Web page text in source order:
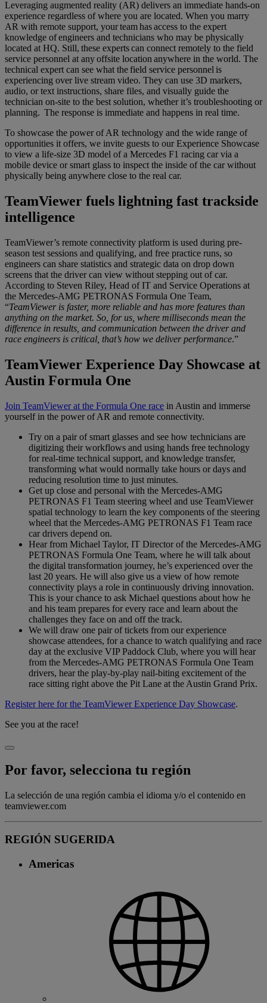
Leveraging augmented reality (AR) delivers an immediate hands-on
experience regardless of where you are located. When you marry
AR with remote support, your team has access to the expert
knowledge of engineers and technicians who may be physically
located at HQ. Still, these experts can connect remotely to the field
service personnel at any offsite location anywhere in the world. The
technical expert can see what the field service personnel is
experiencing over live stream video. They can use 3D markers,
audio, or text instructions, share files, and visually guide the
technician on-site to the best solution, whether it’s troubleshooting or
planning. The response is immediate and happens in real time.
To showcase the power of AR technology and the wide range of
opportunities it offers, we invite guests to our Experience Showcase
to view a life-size 3D model of a Mercedes F1 racing car via a
mobile device or smart glass to inspect the inside of the car without
physically being anywhere close to the real car.
TeamViewer fuels lightning fast trackside
intelligence
TeamViewer’s remote connectivity platform is used during pre-
season test sessions and qualifying, and free practice runs, so
engineers can share statistics and strategic data on drop down
screens that the driver can view without stepping out of car.
According to Steven Riley, Head of IT and Service Operations at
the Mercedes-AMG PETRONAS Formula One Team,
“TeamViewer is faster, more reliable and has more features than
anything on the market. So, for us, where milliseconds mean the
difference in results, and communication between the driver and
race engineers is critical, that’s how we deliver performance.”
TeamViewer Experience Day Showcase at
Austin Formula One
Join TeamViewer at the Formula One race in Austin and immerse
yourself in the power of AR and remote connectivity.
Try on a pair of smart glasses and see how technicians are
digitizing their workflows and using hands free technology
for real-time technical support, and knowledge transfer,
transforming what would normally take hours or days and
reducing resolution time to just minutes.
Get up close and personal with the Mercedes-AMG
PETRONAS F1 Team steering wheel and use TeamViewer
spatial technology to learn the key components of the steering
wheel that the Mercedes-AMG PETRONAS F1 Team race
car drivers depend on.
Hear from Michael Taylor, IT Director of the Mercedes-AMG
PETRONAS Formula One Team, where he will talk about
the digital transformation journey, he’s experienced over the
last 20 years. He will also give us a view of how remote
connectivity plays a role in continuously driving innovation.
This is your chance to ask Michael questions about how he
and his team prepares for every race and learn about the
challenges they face on and off the track.
We will draw one pair of tickets from our experience
showcase attendees, for a chance to watch qualifying and race
day at the exclusive VIP Paddock Club, where you will hear
from the Mercedes-AMG PETRONAS Formula One Team
drivers, hear the play-by-play nail-biting excitement of the
race sitting right above the Pit Lane at the Austin Grand Prix.
Register here for the TeamViewer Experience Day Showcase.
See you at the race!
Por favor, selecciona tu región
La selección de una región cambia el idioma y/o el contenido en
teamviewer.com
REGIÓN SUGERIDA
Americas